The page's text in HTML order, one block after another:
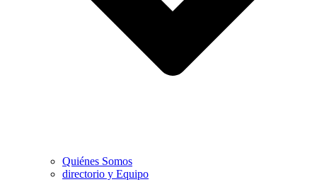
Quiénes Somos
directorio y Equipo